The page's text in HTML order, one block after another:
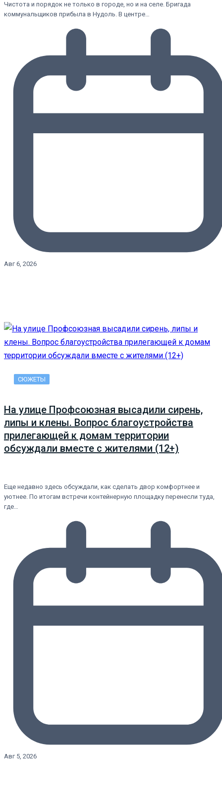
Чистота и порядок не только в городе, но и на селе. Бригада
коммунальщиков прибыла в Нудоль. В центре…
Авг 6, 2026
СЮЖЕТЫ
На улице Профсоюзная высадили сирень,
липы и клены. Вопрос благоустройства
прилегающей к домам территории
обсуждали вместе с жителями (12+)
Еще недавно здесь обсуждали, как сделать двор комфортнее и
уютнее. По итогам встречи контейнерную площадку перенесли туда,
где…
Авг 5, 2026